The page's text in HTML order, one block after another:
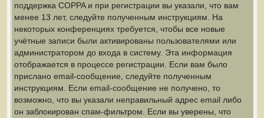
поддержка COPPA и при регистрации вы указали, что вам
менее 13 лет, следуйте полученным инструкциям. На
некоторых конференциях требуется, чтобы все новые
учётные записи были активированы пользователями или
администратором до входа в систему. Эта информация
отображается в процессе регистрации. Если вам было
прислано email-сообщение, следуйте полученным
инструкциям. Если email-сообщение не получено, то
возможно, что вы указали неправильный адрес email либо
он заблокирован спам-фильтром. Если вы уверены, что